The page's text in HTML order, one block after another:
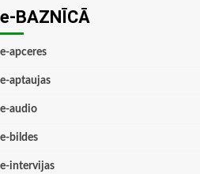
e-BAZNĪCĀ
e-apceres
e-aptaujas
e-audio
e-bildes
e-intervijas